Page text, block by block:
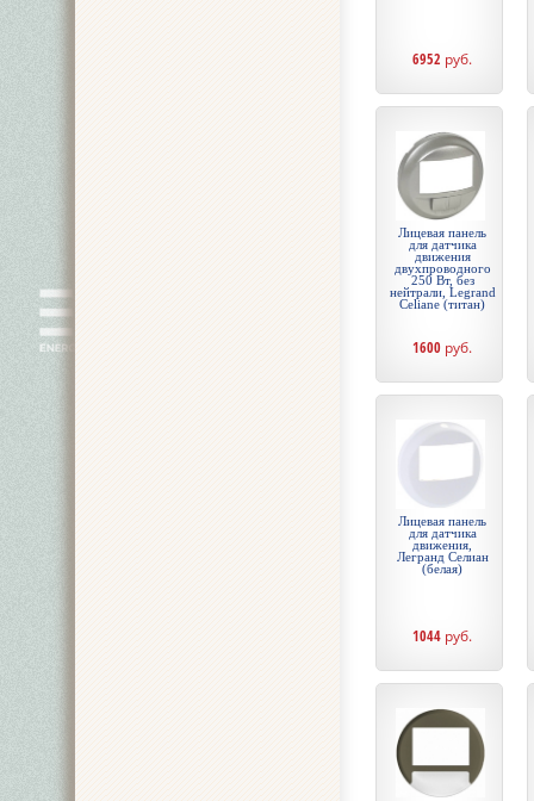
6952 руб.
Лицевая панель
для датчика
движения
двухпроводного
250 Вт, без
нейтрали, Legrand
Celiane (титан)
1600 руб.
Лицевая панель
для датчика
движения,
Легранд Селиан
(белая)
1044 руб.